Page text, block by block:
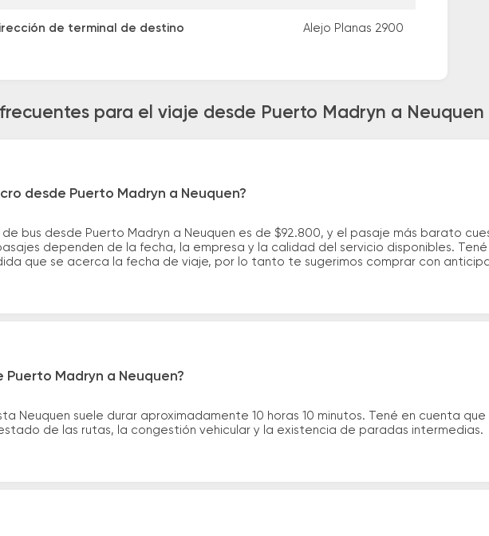
de terminal de destino Alejo Planas 2900
para el viaje desde Puerto Madryn a Neuquen
desde Puerto Madryn a Neuquen?
bus desde Puerto Madryn a Neuquen es de $92.800, y el pasaje más barato
dependen de la fecha, la empresa y la calidad del servicio disponibles.
que se acerca la fecha de viaje, por lo tanto te sugerimos comprar con
Madryn a Neuquen?
Neuquen suele durar aproximadamente 10 horas 10 minutos. Tené en cuenta
de las rutas, la congestión vehicular y la existencia de paradas intermedias.